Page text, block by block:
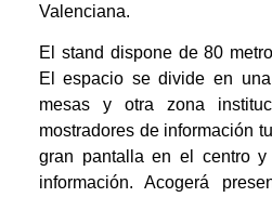
Valenciana.
El stand dispone de 80
El espacio se divide en
mesas y otra zona
mostradores de información
gran pantalla en el centro
información. Acogerá